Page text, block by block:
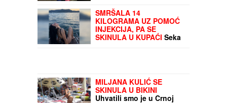
njegovu verenicu, a on
poručuje šta mu je
JEDINO VAŽNO: "U tome
je istina"
SMRŠALA 14
KILOGRAMA UZ POMOĆ
INJEKCIJA, PA SE
SKINULA U KUPAĆI Seka
MILJANA KULIĆ SE
SKINULA U BIKINI
Uhvatili smo je u Crnoj